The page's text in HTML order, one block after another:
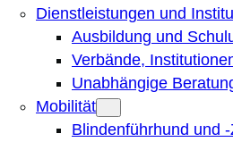
Dienstleistungen und
Ausbildung und
Verbände,
Unabhängige
Mobilität
Blindenführhund und